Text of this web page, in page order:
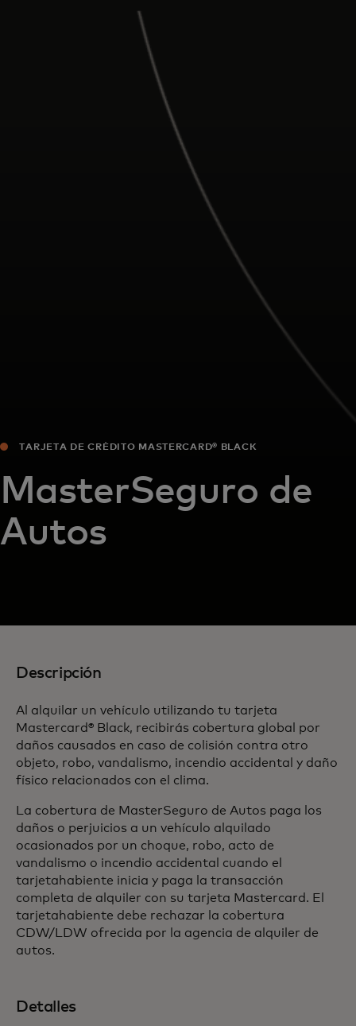
Para empresas
TARJETA DE CRÉDITO MASTERCARD® BLACK
MasterSeguro de
Autos
Descripción
Al alquilar un vehículo utilizando tu tarjeta
Mastercard® Black, recibirás cobertura global por
daños causados en caso de colisión contra otro
objeto, robo, vandalismo, incendio accidental y daño
físico relacionados con el clima.
La cobertura de MasterSeguro de Autos paga los
daños o perjuicios a un vehículo alquilado
ocasionados por un choque, robo, acto de
vandalismo o incendio accidental cuando el
tarjetahabiente inicia y paga la transacción
completa de alquiler con su tarjeta Mastercard. El
tarjetahabiente debe rechazar la cobertura
CDW/LDW ofrecida por la agencia de alquiler de
autos.
Detalles